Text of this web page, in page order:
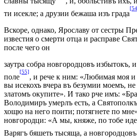
ти исекле; а друзии бежаша изъ града
Вскоре, однако, Ярославу от сестры
известия о смерти отца и расправе
после чего он
заутра собра новгородцовъ избытокъ,
поле
[55]
, и рече к ним: «Любимая моя
вы исекохъ вчера въ безумии моемъ,
златомъ окупите». И тако рче имъ:
Володимиръ умерлъ есть, а
хощю на него поити; потягнете по
новгородци: «А мы, княже, по тобе
Варягъ бяшеть тысяща, а